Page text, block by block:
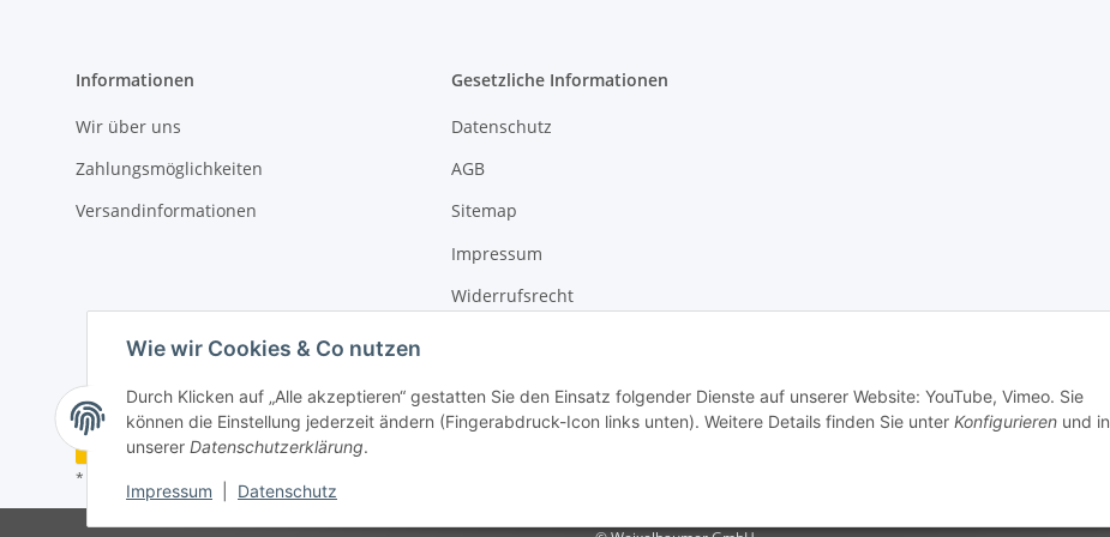
Wie wir Cookies & Co nutzen
Durch Klicken auf „Alle akzeptieren“ gestatten Sie den Einsatz folgender Dienste auf unserer Website: YouTube, Vimeo. Sie
können die Einstellung jederzeit ändern (Fingerabdruck-Icon links unten). Weitere Details finden Sie unter Konfigurieren und in
unserer Datenschutzerklärung.
Impressum Datenschutz
Informationen
Wir über uns
Zahlungsmöglichkeiten
Versandinformationen
Gesetzliche Informationen
Datenschutz
AGB
Sitemap
Impressum
Widerrufsrecht
Vertrag widerrufen
* Alle Preise inkl. gesetzlicher USt., zzgl.